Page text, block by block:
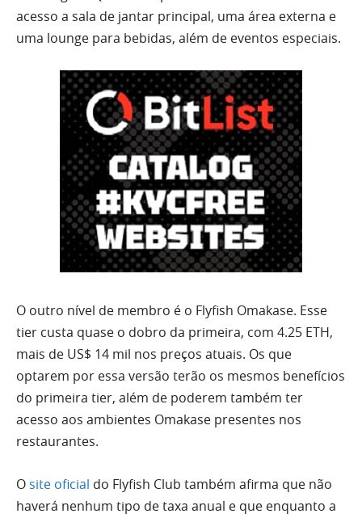
acesso a sala de jantar principal, uma área externa e
uma lounge para bebidas, além de eventos especiais.
O outro nível de membro é o Flyfish Omakase. Esse
tier custa quase o dobro da primeira, com 4.25 ETH,
mais de US$ 14 mil nos preços atuais. Os que
optarem por essa versão terão os mesmos benefícios
do primeira tier, além de poderem também ter
acesso aos ambientes Omakase presentes nos
restaurantes.
O site oficial do Flyfish Club também afirma que não
haverá nenhum tipo de taxa anual e que enquanto a